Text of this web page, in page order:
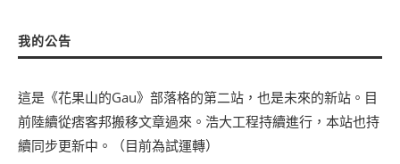
我的公告
這是《花果山的Gau》部落格的第二站，也是未來的新站。目
前陸續從痞客邦搬移文章過來。浩大工程持續進行，本站也持
續同步更新中。（目前為試運轉）